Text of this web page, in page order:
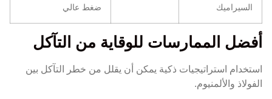
السيراميك
ضغط عالي
أفضل الممارسات للوقاية من التآكل
استخدام استراتيجيات ذكية يمكن أن يقلل من خطر التآكل بين
الفولاذ والألمنيوم.